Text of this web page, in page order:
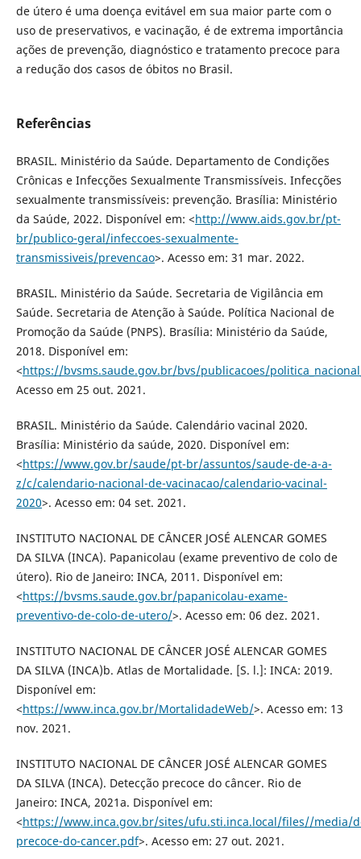
de útero é uma doença evitável em sua maior parte com o
uso de preservativos, e vacinação, é de extrema importância
ações de prevenção, diagnóstico e tratamento precoce para
a redução dos casos de óbitos no Brasil.
Referências
BRASIL. Ministério da Saúde. Departamento de Condições
Crônicas e Infecções Sexualmente Transmissíveis. Infecções
sexualmente transmissíveis: prevenção. Brasília: Ministério
da Saúde, 2022. Disponível em: <http://www.aids.gov.br/pt-
br/publico-geral/infeccoes-sexualmente-
transmissiveis/prevencao>. Acesso em: 31 mar. 2022.
BRASIL. Ministério da Saúde. Secretaria de Vigilância em
Saúde. Secretaria de Atenção à Saúde. Política Nacional de
Promoção da Saúde (PNPS). Brasília: Ministério da Saúde,
2018. Disponível em:
<https://bvsms.saude.gov.br/bvs/publicacoes/
Acesso em 25 out. 2021.
BRASIL. Ministério da Saúde. Calendário vacinal 2020.
Brasília: Ministério da saúde, 2020. Disponível em:
<https://www.gov.br/saude/pt-br/assuntos/saude-de-a-a-
z/c/calendario-nacional-de-vacinacao/calendario-vacinal-
2020>. Acesso em: 04 set. 2021.
INSTITUTO NACIONAL DE CÂNCER JOSÉ ALENCAR GOMES
DA SILVA (INCA). Papanicolau (exame preventivo de colo de
útero). Rio de Janeiro: INCA, 2011. Disponível em:
<https://bvsms.saude.gov.br/papanicolau-exame-
preventivo-de-colo-de-utero/>. Acesso em: 06 dez. 2021.
INSTITUTO NACIONAL DE CÂNCER JOSÉ ALENCAR GOMES
DA SILVA (INCA)b. Atlas de Mortalidade. [S. l.]: INCA: 2019.
Disponível em:
<https://www.inca.gov.br/MortalidadeWeb/>. Acesso em: 13
nov. 2021.
INSTITUTO NACIONAL DE CÂNCER JOSÉ ALENCAR GOMES
DA SILVA (INCA). Detecção precoce do câncer. Rio de
Janeiro: INCA, 2021a. Disponível em:
<https://www.inca.gov.br/sites/ufu.sti.inca.local/files//media/
precoce-do-cancer.pdf>. Acesso em: 27 out. 2021.